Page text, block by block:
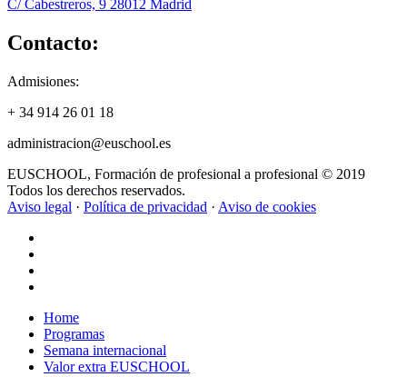
C/ Cabestreros, 9 28012 Madrid
Contacto:
Admisiones:
+ 34 914 26 01 18
administracion@euschool.es
EUSCHOOL, Formación de profesional a profesional © 2019
Todos los derechos reservados.
Aviso legal · Política de privacidad · Aviso de cookies
Close
Menu
Home
Programas
Semana internacional
Valor extra EUSCHOOL